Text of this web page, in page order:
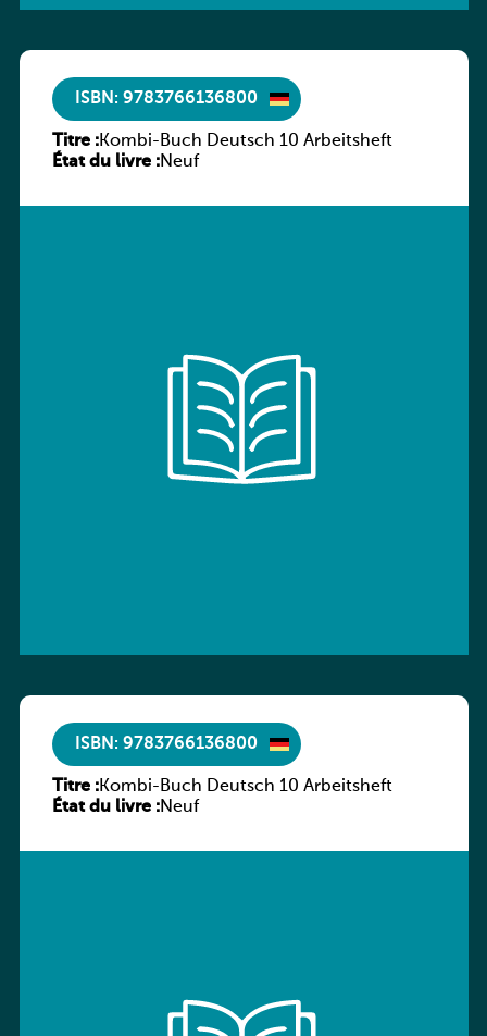
ISBN: 9783766136800
Titre :Kombi-Buch Deutsch 10 Arbeitsheft
État du livre :Neuf
ISBN: 9783766136800
Titre :Kombi-Buch Deutsch 10 Arbeitsheft
État du livre :Neuf